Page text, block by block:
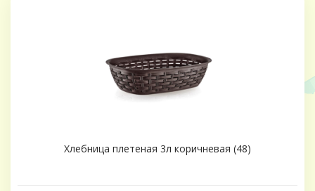
Хлебница плетеная 3л коричневая (48)